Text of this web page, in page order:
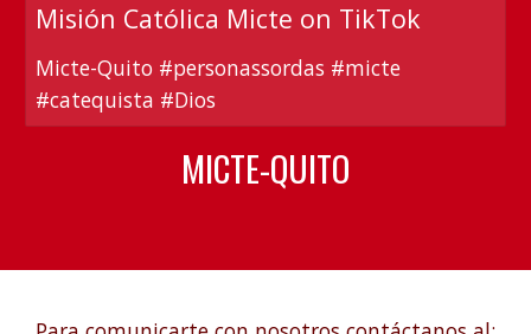
Misión Católica Micte on TikTok
Micte-Quito #personassordas #micte
#catequista #Dios
MICTE-QUITO